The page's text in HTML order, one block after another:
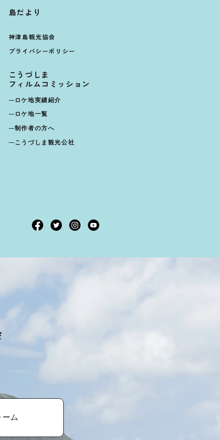
島だより
神津島観光協会
プライバシーポリシー
こうづしま
フィルムコミッション
ロケ地実績紹介
ロケ地一覧
制作者の方へ
こうづしま観光公社
ーム